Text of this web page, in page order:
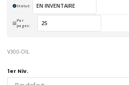
Statut:
Par
pages:
V300-OIL
1er Niv.